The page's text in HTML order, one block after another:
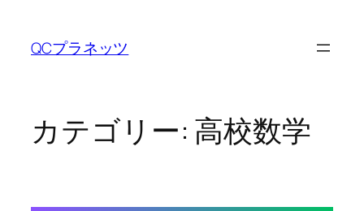
QCプラネッツ
カテゴリー: 高校数学